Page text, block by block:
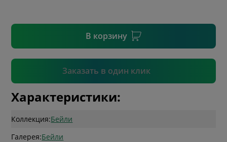
В корзину
Заказать в один клик
Подтвердить
Характеристики:
Коллекция:Бейли
Галерея:Бейли